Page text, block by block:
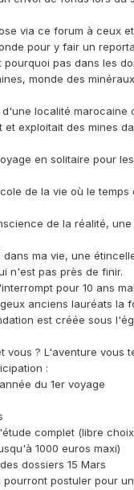
via ce forum à ceux
pour y fair un
pas dans les
monde des
d'une localité marocaine
et exploitait des mines
en solitaire pour
de la vie où le temps
de la réalité,
ma vie, une
n'est pas près de finir.
pour 10 ans
anciens lauréats la
est créée sous
vous ? L'aventure vous
:
du 1er voyage
complet (libre
1000 euros maxi)
dossiers 15 Mars
postuler pour